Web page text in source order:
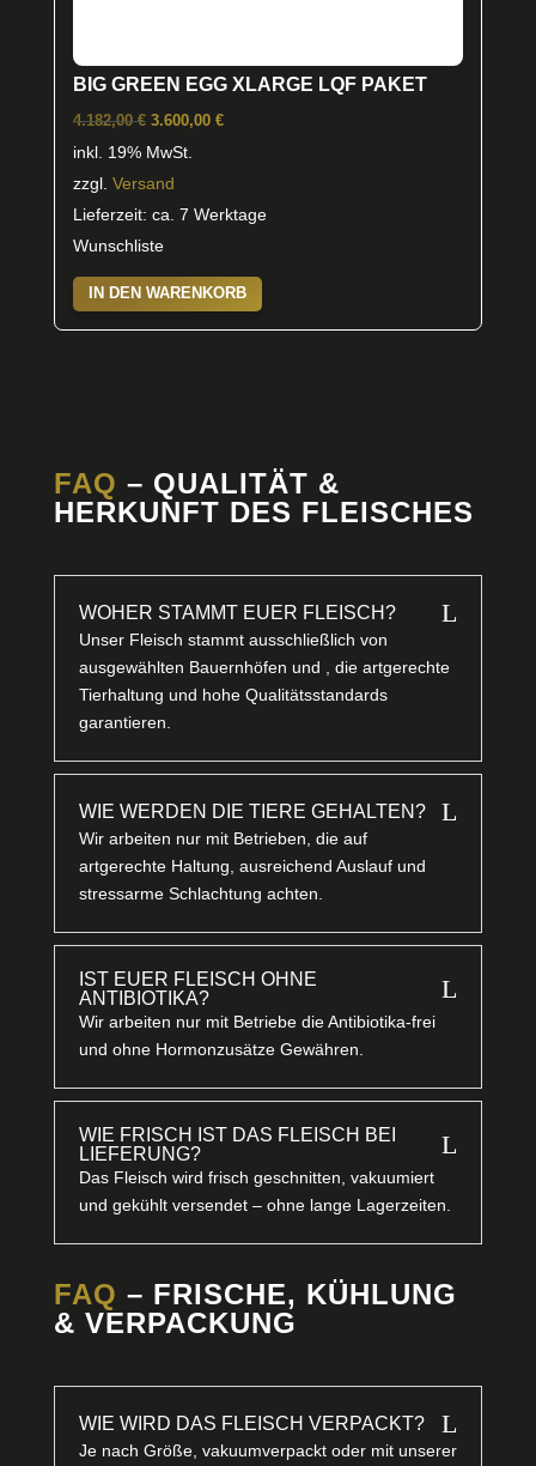
BIG GREEN EGG XLARGE LQF PAKET
4.182,00€ Ursprünglicher
Preis
war:
4.182,00 €
3.600,00 €Aktueller
3.600,00 €.
inkl. 19% MwSt.
zzgl. Versand
Lieferzeit: ca. 7 Werktage
Wunschliste
IN DEN WARENKORB
FAQ – QUALITÄT &
HERKUNFT DES FLEISCHES
WOHER STAMMT EUER FLEISCH? L
Unser Fleisch stammt ausschließlich von
ausgewählten Bauernhöfen und , die artgerechte
Tierhaltung und hohe Qualitätsstandards
garantieren.
WIE WERDEN DIE TIERE GEHALTEN? L
Wir arbeiten nur mit Betrieben, die auf
artgerechte Haltung, ausreichend Auslauf und
stressarme Schlachtung achten.
IST EUER FLEISCH OHNE
ANTIBIOTIKA?
L
Wir arbeiten nur mit Betriebe die Antibiotika-frei
und ohne Hormonzusätze Gewähren.
WIE FRISCH IST DAS FLEISCH BEI
LIEFERUNG?
L
Das Fleisch wird frisch geschnitten, vakuumiert
und gekühlt versendet – ohne lange Lagerzeiten.
FAQ – FRISCHE, KÜHLUNG
& VERPACKUNG
WIE WIRD DAS FLEISCH VERPACKT? L
Je nach Größe, vakuumverpackt oder mit unserer